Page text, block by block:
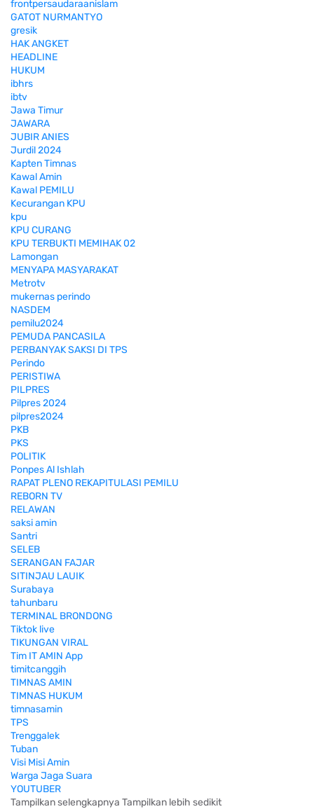
frontpersaudaraanislam
GATOT NURMANTYO
gresik
HAK ANGKET
HEADLINE
HUKUM
ibhrs
ibtv
Jawa Timur
JAWARA
JUBIR ANIES
Jurdil 2024
Kapten Timnas
Kawal Amin
Kawal PEMILU
Kecurangan KPU
kpu
KPU CURANG
KPU TERBUKTI MEMIHAK 02
Lamongan
MENYAPA MASYARAKAT
Metrotv
mukernas perindo
NASDEM
pemilu2024
PEMUDA PANCASILA
PERBANYAK SAKSI DI TPS
Perindo
PERISTIWA
PILPRES
Pilpres 2024
pilpres2024
PKB
PKS
POLITIK
Ponpes Al Ishlah
RAPAT PLENO REKAPITULASI PEMILU
REBORN TV
RELAWAN
saksi amin
Santri
SELEB
SERANGAN FAJAR
SITINJAU LAUIK
Surabaya
tahunbaru
TERMINAL BRONDONG
Tiktok live
TIKUNGAN VIRAL
Tim IT AMIN App
timitcanggih
TIMNAS AMIN
TIMNAS HUKUM
timnasamin
TPS
Trenggalek
Tuban
Visi Misi Amin
Warga Jaga Suara
YOUTUBER
Tampilkan selengkapnya Tampilkan lebih sedikit